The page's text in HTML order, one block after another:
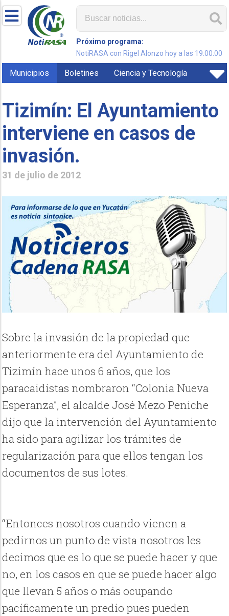
Próximo programa:
NotiRASA con Rigel Alonzo hoy a las 19:00:00
Municipios Boletines Ciencia y Tecnología
Tizimín: El Ayuntamiento
interviene en casos de
invasión.
31 de julio de 2012
Sobre la invasión de la propiedad que
anteriormente era del Ayuntamiento de
Tizimín hace unos 6 años, que los
paracaidistas nombraron “Colonia Nueva
Esperanza”, el alcalde José Mezo Peniche
dijo que la intervención del Ayuntamiento
ha sido para agilizar los trámites de
regularización para que ellos tengan los
documentos de sus lotes.
“Entonces nosotros cuando vienen a
pedirnos un punto de vista nosotros les
decimos que es lo que se puede hacer y que
no, en los casos en que se puede hacer algo
que llevan 5 años o más ocupando
pacíficamente un predio pues pueden